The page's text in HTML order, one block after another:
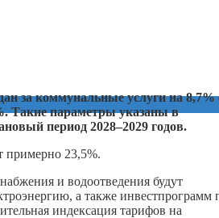
за коммунальные услуги на 8,7%
Такие параметры указаны в
период 2028–2029 годов.
примерно 23,5%.
и водоотведения будут
а также инвестпрограмм
индексация тарифов на